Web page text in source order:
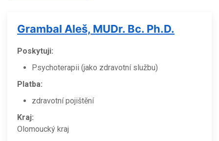
Grambal Aleš, MUDr. Bc. Ph.D.
Poskytuji:
Psychoterapii (jako zdravotní službu)
Platba:
zdravotní pojištění
Kraj:
Olomoucký kraj